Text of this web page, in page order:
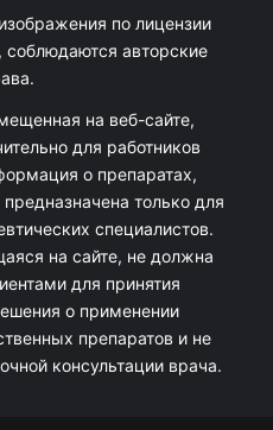
по лицензии
соблюдаются авторские
на веб-сайте,
для работников
о препаратах,
только для
специалистов.
на сайте, не должна
для принятия
о применении
препаратов и не
консультации врача.